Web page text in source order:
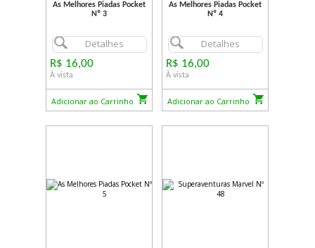
As Melhores Piadas Pocket
Nº 3
Detalhes
R$ 16,00
À vista
Adicionar ao Carrinho
As Melhores Piadas Pocket
Nº 4
Detalhes
R$ 16,00
À vista
Adicionar ao Carrinho